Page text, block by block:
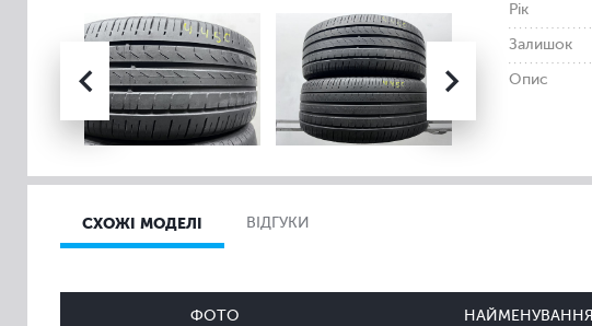
Рік
Залишок
Опис
СХОЖІ МОДЕЛІ ВІДГУКИ
ФОТО НАЙМЕНУВАННЯ